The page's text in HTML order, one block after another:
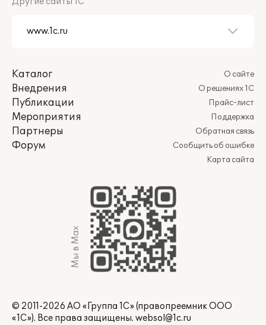
Каталог
Внедрения
Публикации
Мероприятия
Партнеры
Форум
О сайте
О решениях 1С
Прайс-лист
Поддержка
Обратная связь
Сообщить об ошибке
Карта сайта
Мы в Max
© 2011-2026 АО «Группа 1С» (правопреемник ООО
«1С»). Все права защищены. websol@1c.ru